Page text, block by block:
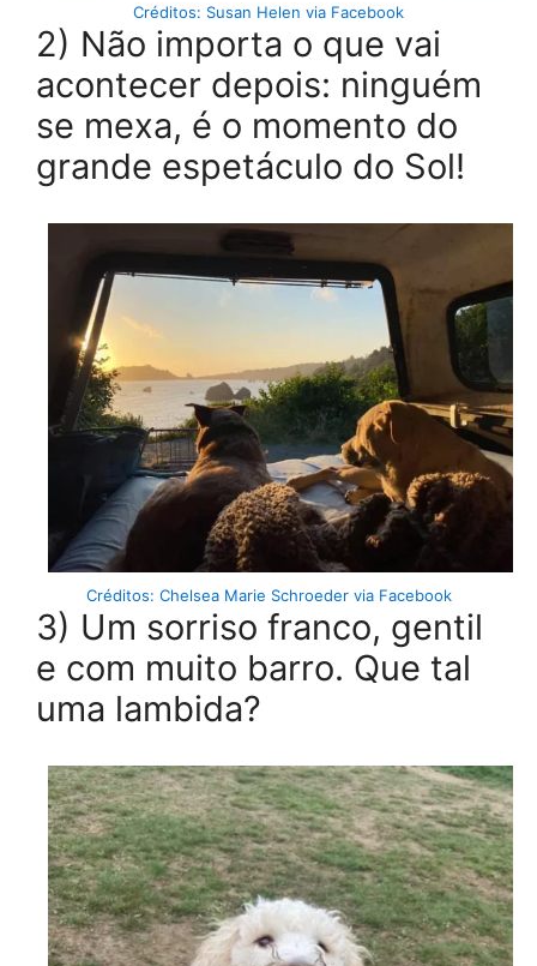
Créditos: Susan Helen via Facebook
2) Não importa o que vai
acontecer depois: ninguém
se mexa, é o momento do
grande espetáculo do Sol!
Créditos: Chelsea Marie Schroeder via Facebook
3) Um sorriso franco, gentil
e com muito barro. Que tal
uma lambida?